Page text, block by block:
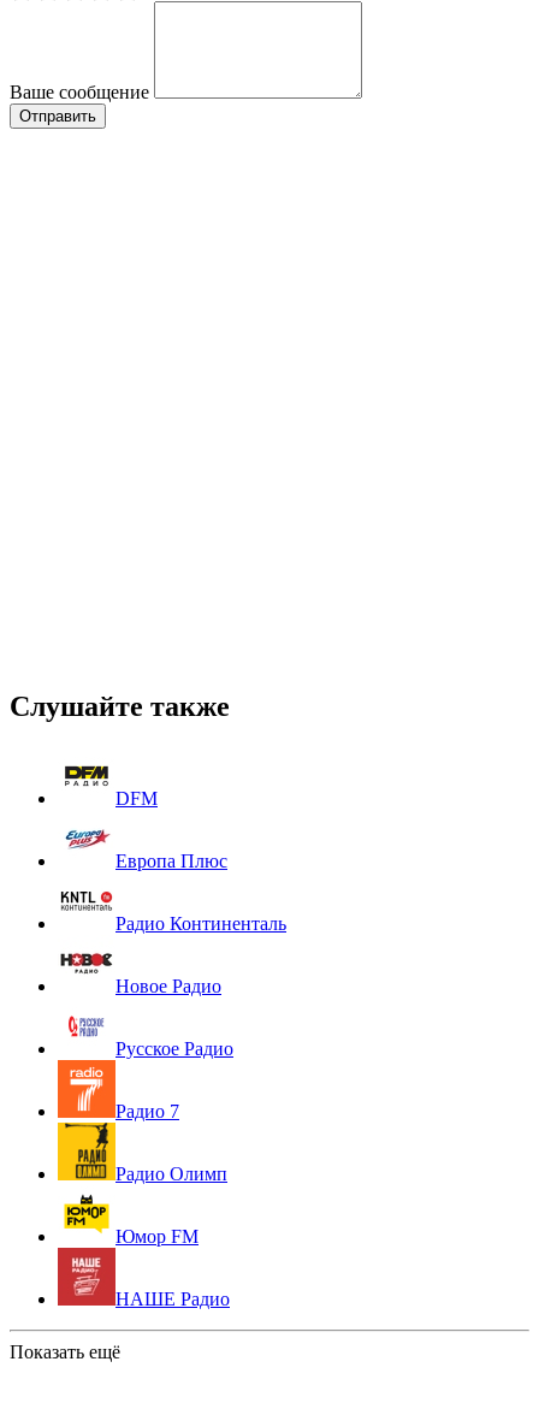
Ваше сообщение
Слушайте также
DFM
Европа Плюс
Радио Континенталь
Новое Радио
Русское Радио
Радио 7
Радио Олимп
Юмор FM
НАШЕ Радио
Показать ещё